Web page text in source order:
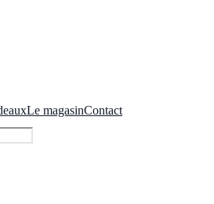
Le magasinContact